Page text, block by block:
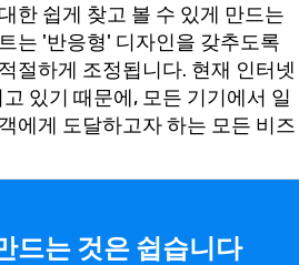
한 쉽게 찾고 볼 수 있게 만드는
는 '반응형' 디자인을 갖추도록
절하게 조정됩니다. 현재 인터넷
있기 때문에, 모든 기기에서 일
에게 도달하고자 하는 모든 비즈
드는 것은 쉽습니다